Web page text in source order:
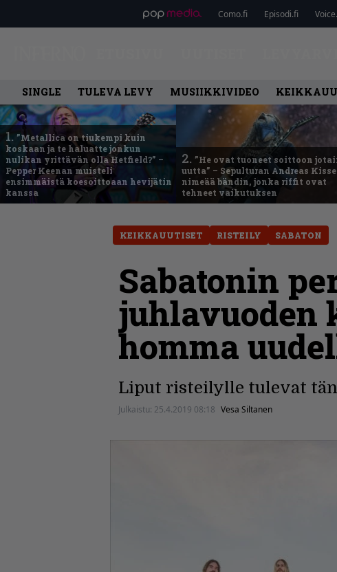
Como.fi Episodi.fi
SINGLE TULEVA LEVY MUSIIKKIVIDEO
1. ”Metallica on tiukempi kuin
koskaan ja te haluatte jonkun
nulikan yrittävän olla Hetfield?” –
Pepper Keenan muisteli
ensimmäistä koesoittoaan hevijätin
kanssa
2. ”He ovat tuoneet soittoon
uutta” – Sepulturan Andreas
nimeää bändin, jonka riffit ovat
tehneet vaikutuksen
KEIKKAUUTISET RISTEILY SABATON
Sabatonin
juhlavuoden
homma
Liput risteilylle tulevat
Julkaistu: 25.4.2019 08:18 Vesa Siltanen